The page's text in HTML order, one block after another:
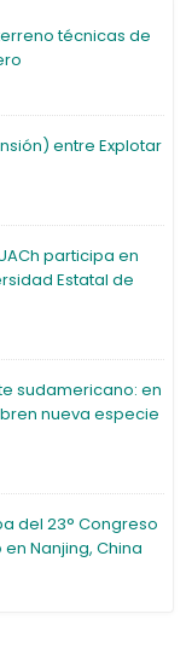
técnicas de
entre Explotar
participa en
Estatal de
sudamericano: en
nueva especie
del 23° Congreso
Nanjing, China